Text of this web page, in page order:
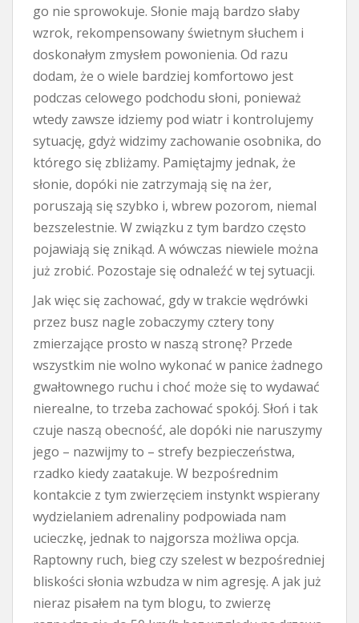
go nie sprowokuje. Słonie mają bardzo słaby
wzrok, rekompensowany świetnym słuchem i
doskonałym zmysłem powonienia. Od razu
dodam, że o wiele bardziej komfortowo jest
podczas celowego podchodu słoni, ponieważ
wtedy zawsze idziemy pod wiatr i kontrolujemy
sytuację, gdyż widzimy zachowanie osobnika, do
którego się zbliżamy. Pamiętajmy jednak, że
słonie, dopóki nie zatrzymają się na żer,
poruszają się szybko i, wbrew pozorom, niemal
bezszelestnie. W związku z tym bardzo często
pojawiają się znikąd. A wówczas niewiele można
już zrobić. Pozostaje się odnaleźć w tej sytuacji.
Jak więc się zachować, gdy w trakcie wędrówki
przez busz nagle zobaczymy cztery tony
zmierzające prosto w naszą stronę? Przede
wszystkim nie wolno wykonać w panice żadnego
gwałtownego ruchu i choć może się to wydawać
nierealne, to trzeba zachować spokój. Słoń i tak
czuje naszą obecność, ale dopóki nie naruszymy
jego – nazwijmy to – strefy bezpieczeństwa,
rzadko kiedy zaatakuje. W bezpośrednim
kontakcie z tym zwierzęciem instynkt wspierany
wydzielaniem adrenaliny podpowiada nam
ucieczkę, jednak to najgorsza możliwa opcja.
Raptowny ruch, bieg czy szelest w bezpośredniej
bliskości słonia wzbudza w nim agresję. A jak już
nieraz pisałem na tym blogu, to zwierzę